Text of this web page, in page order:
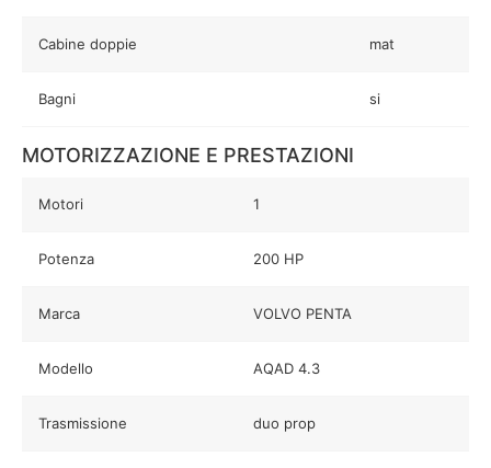
Cabine doppie mat
Bagni si
MOTORIZZAZIONE E PRESTAZIONI
Motori 1
Potenza 200 HP
Marca VOLVO PENTA
Modello AQAD 4.3
Trasmissione duo prop